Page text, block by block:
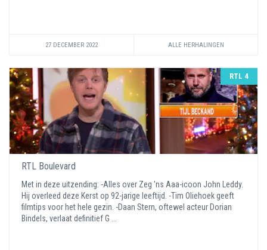
27 DECEMBER 2022 ALLE HERHALINGEN
RTL 4
RTL Boulevard
Met in deze uitzending: -Alles over Zeg 'ns Aaa-icoon John Leddy.
Hij overleed deze Kerst op 92-jarige leeftijd. -Tim Oliehoek geeft
filmtips voor het hele gezin. -Daan Stern, oftewel acteur Dorian
Bindels, verlaat definitief G ...